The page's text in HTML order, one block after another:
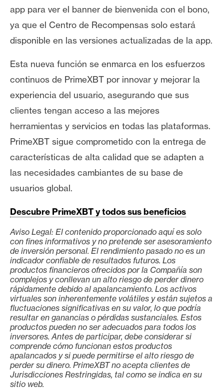
app para ver el banner de bienvenida con el bono,
ya que el Centro de Recompensas solo estará
disponible en las versiones actualizadas de la app.
Esta nueva función se enmarca en los esfuerzos
continuos de PrimeXBT por innovar y mejorar la
experiencia del usuario, asegurando que sus
clientes tengan acceso a las mejores
herramientas y servicios en todas las plataformas.
PrimeXBT sigue comprometido con la entrega de
características de alta calidad que se adapten a
las necesidades cambiantes de su base de
usuarios global.
Descubre PrimeXBT y todos sus beneficios
Aviso Legal: El contenido proporcionado aquí es solo
con fines informativos y no pretende ser asesoramiento
de inversión personal. El rendimiento pasado no es un
indicador confiable de resultados futuros. Los
productos financieros ofrecidos por la Compañía son
complejos y conllevan un alto riesgo de perder dinero
rápidamente debido al apalancamiento. Los activos
virtuales son inherentemente volátiles y están sujetos a
fluctuaciones significativas en su valor, lo que podría
resultar en ganancias o pérdidas sustanciales. Estos
productos pueden no ser adecuados para todos los
inversores. Antes de participar, debe considerar si
comprende cómo funcionan estos productos
apalancados y si puede permitirse el alto riesgo de
perder su dinero. PrimeXBT no acepta clientes de
Jurisdicciones Restringidas, tal como se indica en su
sitio web.